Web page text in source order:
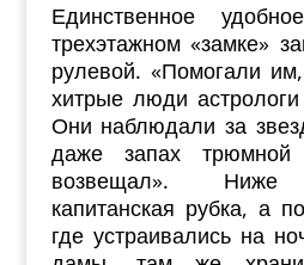
Единственное
трехэтажном «замке»
рулевой. «Помогали
хитрые люди
Они наблюдали за
даже запах
возвещал». Ниже
капитанская рубка, а
где устраивались на